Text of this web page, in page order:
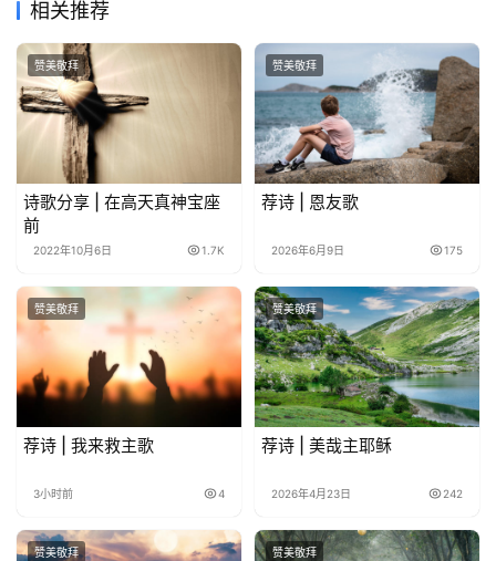
相关推荐
赞美敬拜
诗歌分享 | 在高天真神宝座
前
2022年10月6日 1.7K
赞美敬拜
荐诗 | 恩友歌
2026年6月9日 175
赞美敬拜
荐诗 | 我来救主歌
3小时前 4
赞美敬拜
荐诗 | 美哉主耶稣
2026年4月23日 242
赞美敬拜 赞美敬拜